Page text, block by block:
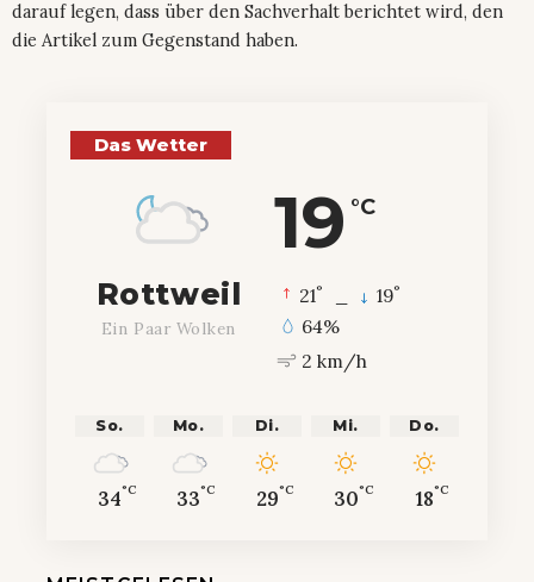
darauf legen, dass über den Sachverhalt berichtet wird, den
die Artikel zum Gegenstand haben.
Das Wetter
19 °C
Rottweil
Ein Paar Wolken
21° 19°
64%
2 km/h
So.
34°C
Mo.
33°C
Di.
29°C
Mi.
30°C
Do.
18°C